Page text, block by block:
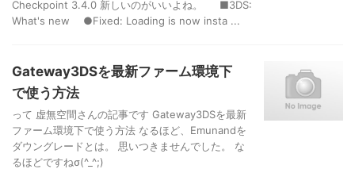
Checkpoint 3.4.0 新しいのがいいよね。 ■3DS:
What's new ●Fixed: Loading is now insta ...
Gateway3DSを最新ファーム環境下
で使う方法
って 虚無空間さんの記事です Gateway3DSを最新
ファーム環境下で使う方法 なるほど、Emunandを
ダウングレードとは。 思いつきませんでした。 な
るほどですねσ(^_^;)